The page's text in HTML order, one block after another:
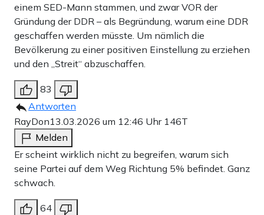
einem SED-Mann stammen, und zwar VOR der
Gründung der DDR – als Begründung, warum eine DDR
geschaffen werden müsste. Um nämlich die
Bevölkerung zu einer positiven Einstellung zu erziehen
und den „Streit“ abzuschaffen.
83
Antworten
RayDon13.03.2026 um 12:46 Uhr 146T
Melden
Er scheint wirklich nicht zu begreifen, warum sich
seine Partei auf dem Weg Richtung 5% befindet. Ganz
schwach.
64